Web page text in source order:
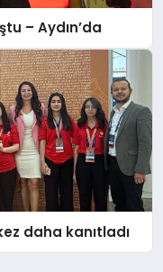
– Aydın’da
daha kanıtladı